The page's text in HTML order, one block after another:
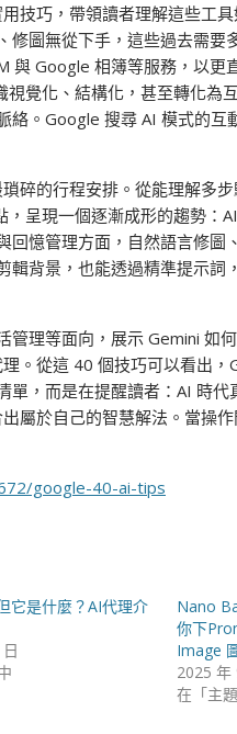
技巧，帶領讀者理解這些工
圖無從下手，這些過去需要
Google 相簿等服務，以更
覺化、結構化，甚至轉化為
。Google 搜尋 AI 模式的互
碎的行程安排。從能理解多
呈現一個逐漸成形的趨勢：
憶管理方面，自然語言修圖
背景，也能透過精準提示詞
理等面向，展示 Gemini 如
。從這 40 個技巧可以看出
，而是在提醒讀者：AI 時
屬於自己的智慧解法。當操
google-40-ai-tips
它是什麼？AI代理介
Nano
你下
Image
2025 年
在「主